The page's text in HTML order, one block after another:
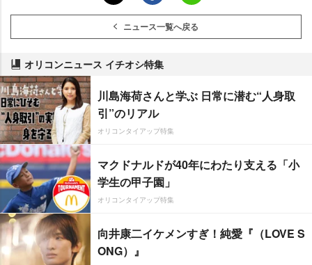
ニュース一覧へ戻る
オリコンニュース イチオシ特集
川島海荷さんと学ぶ 日常に潜む“人身取
引”のリアル
オリコンタイアップ特集
マクドナルドが40年にわたり支える「小
学生の甲子園」
オリコンタイアップ特集
向井康二イケメンすぎ！純愛『（LOVE S
ONG）』